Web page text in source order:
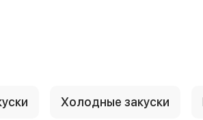
Холодные закуски